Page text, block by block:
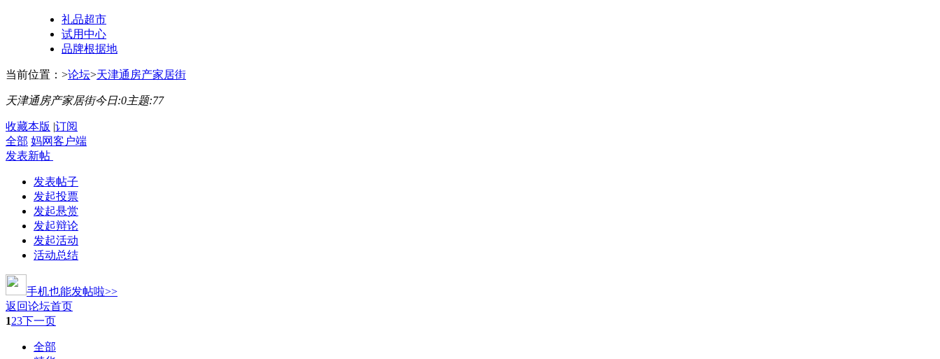
礼品超市
试用中心
品牌根据地
当前位置： >论坛>天津通房产家居街
天津通房产家居街今日:0主题:77
收藏本版 |订阅
全部 妈网客户端
发表新帖
发表帖子
发起投票
发起悬赏
发起辩论
发起活动
活动总结
手机也能发帖啦>>
返回论坛首页
123下一页
全部